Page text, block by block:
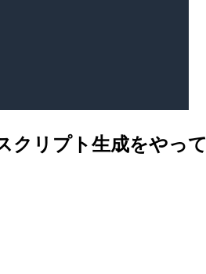
クリプト生成をやっ